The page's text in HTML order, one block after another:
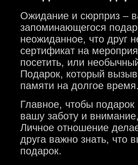
Ожидание и сюрприз –
запоминающегося
неожиданное, что друг
сертификат на
посетить, или
Подарок, который
памяти на долгое
Главное, чтобы
вашу заботу и
Личное отношение
друга важно знать, что
подарок.